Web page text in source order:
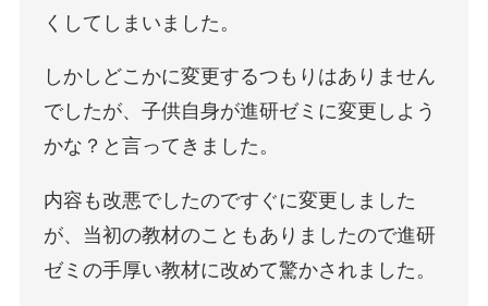
くしてしまいました。
しかしどこかに変更するつもりはありません
でしたが、子供自身が進研ゼミに変更しよう
かな？と言ってきました。
内容も改悪でしたのですぐに変更しました
が、当初の教材のこともありましたので進研
ゼミの手厚い教材に改めて驚かされました。